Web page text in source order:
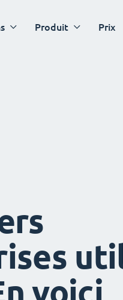
Produit Prix
voici